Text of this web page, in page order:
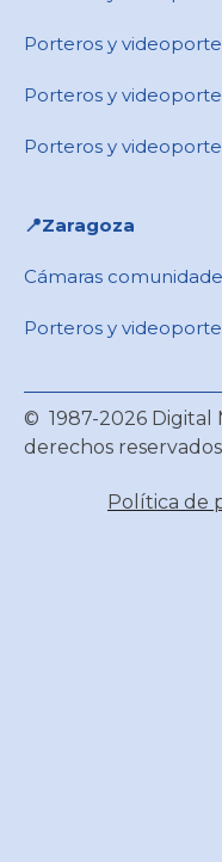
Porteros y
Porteros y
Porteros y
📍Zaragoza
Cámaras
Porteros y
© 1987-2026 Digital
derechos reservados
Política de